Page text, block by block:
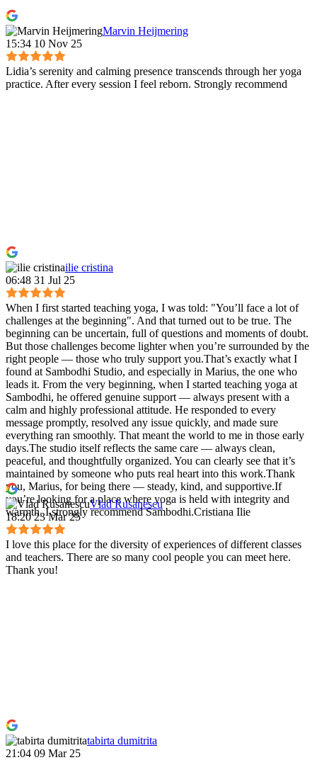
Marvin Heijmering
15:34 10 Nov 25
Lidia’s serenity and calming presence transcends through her yoga
practice. After every session I feel reborn. Strongly recommend
ilie cristina
06:48 31 Jul 25
When I first started teaching yoga, I was told: "You’ll face a lot of
challenges at the beginning". And that turned out to be true. The
beginning can be uncertain, full of questions and moments of doubt.
But those challenges become lighter when you’re surrounded by the
right people — those who truly support you.That’s exactly what I
found at Sambodhi Studio, and especially in Marius, the one who
leads it. From the very beginning, when I started teaching yoga at
Sambodhi, he offered genuine support — always present with a
calm and highly professional attitude. He responded to every
message promptly, resolved any issue quickly, and made sure
everything ran smoothly. That meant the world to me in those early
days.The studio itself reflects the same care — always clean,
peaceful, and thoughtfully organized. You can clearly see that it’s
maintained by someone who puts real heart into this work.Thank
you, Marius, for being there — steady, kind, and supportive.If
you’re looking for a place where yoga is held with integrity and
warmth, I strongly recommend Sambodhi.Cristiana Ilie
Vlad Rusanescu
18:20 23 Mar 25
I love this place for the diversity of experiences of different classes
and teachers. There are so many cool people you can meet here.
Thank you!
tabirta dumitrita
21:04 09 Mar 25